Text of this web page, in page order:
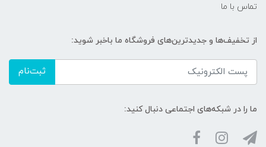
تماس با ما
از تخفیف‌ها و جدیدترین‌های فروشگاه ما باخبر شوید:
ثبت‌نام
ما را در شبکه‌های اجتماعی دنبال کنید: